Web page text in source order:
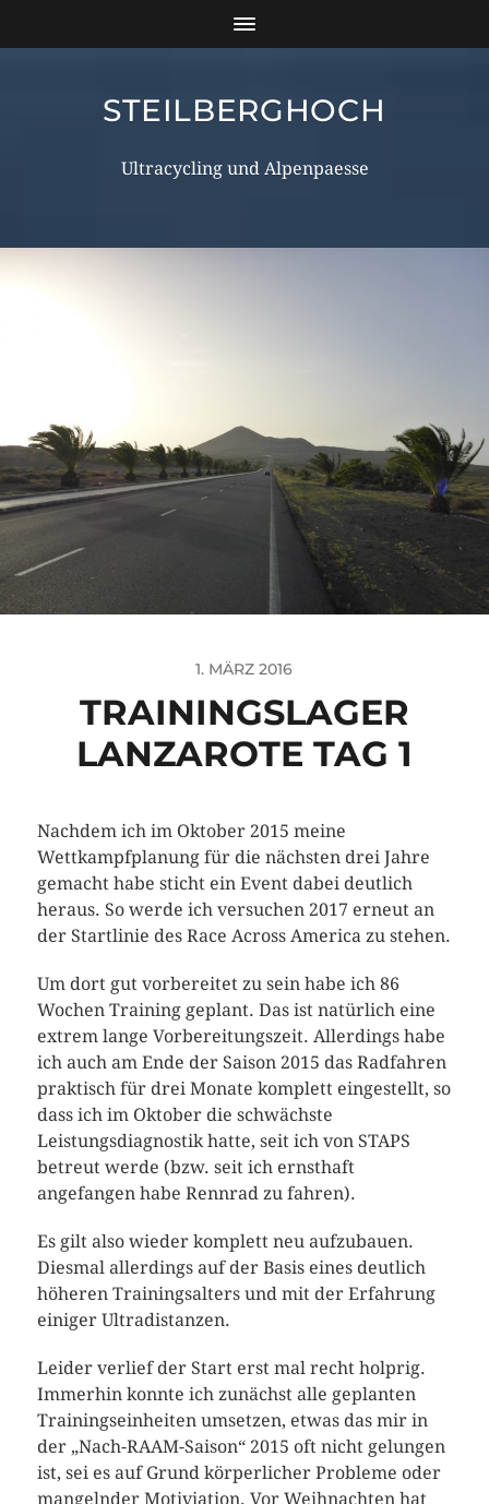
STEILBERGHOCH
Ultracycling und Alpenpaesse
1. MÄRZ 2016
TRAININGSLAGER
LANZAROTE TAG 1
Nachdem ich im Oktober 2015 meine
Wettkampfplanung für die nächsten drei Jahre
gemacht habe sticht ein Event dabei deutlich
heraus. So werde ich versuchen 2017 erneut an
der Startlinie des Race Across America zu stehen.
Um dort gut vorbereitet zu sein habe ich 86
Wochen Training geplant. Das ist natürlich eine
extrem lange Vorbereitungszeit. Allerdings habe
ich auch am Ende der Saison 2015 das Radfahren
praktisch für drei Monate komplett eingestellt, so
dass ich im Oktober die schwächste
Leistungsdiagnostik hatte, seit ich von STAPS
betreut werde (bzw. seit ich ernsthaft
angefangen habe Rennrad zu fahren).
Es gilt also wieder komplett neu aufzubauen.
Diesmal allerdings auf der Basis eines deutlich
höheren Trainingsalters und mit der Erfahrung
einiger Ultradistanzen.
Leider verlief der Start erst mal recht holprig.
Immerhin konnte ich zunächst alle geplanten
Trainingseinheiten umsetzen, etwas das mir in
der „Nach-RAAM-Saison“ 2015 oft nicht gelungen
ist, sei es auf Grund körperlicher Probleme oder
mangelnder Motiviation. Vor Weihnachten hat